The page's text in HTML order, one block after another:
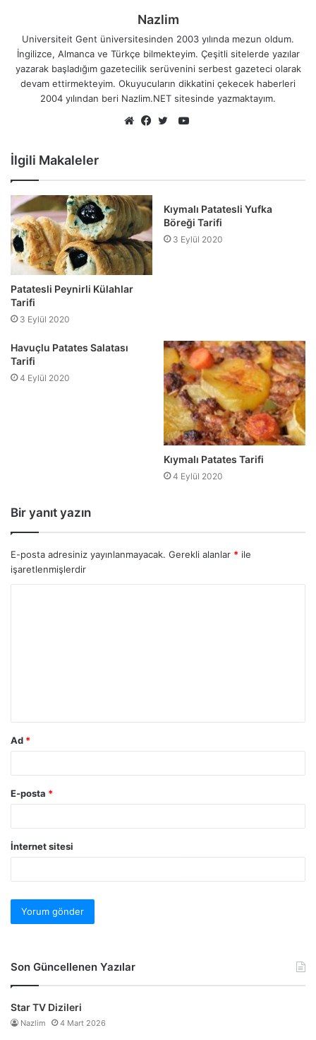
Nazlim
Universiteit Gent üniversitesinden 2003 yılında mezun oldum.
İngilizce, Almanca ve Türkçe bilmekteyim. Çeşitli sitelerde yazılar
yazarak başladığım gazetecilik serüvenini serbest gazeteci olarak
devam ettirmekteyim. Okuyucuların dikkatini çekecek haberleri
2004 yılından beri Nazlim.NET sitesinde yazmaktayım.
YouTube
İlgili Makaleler
Patatesli Peynirli Külahlar
Tarifi
3 Eylül 2020
Kıymalı Patatesli Yufka
Böreği Tarifi
3 Eylül 2020
Havuçlu Patates Salatası
Tarifi
4 Eylül 2020
Kıymalı Patates Tarifi
4 Eylül 2020
Bir yanıt yazın
E-posta adresiniz yayınlanmayacak. Gerekli alanlar * ile
işaretlenmişlerdir
Ad *
E-posta *
İnternet sitesi
Son Güncellenen Yazılar
Star TV Dizileri
Nazlim 4 Mart 2026